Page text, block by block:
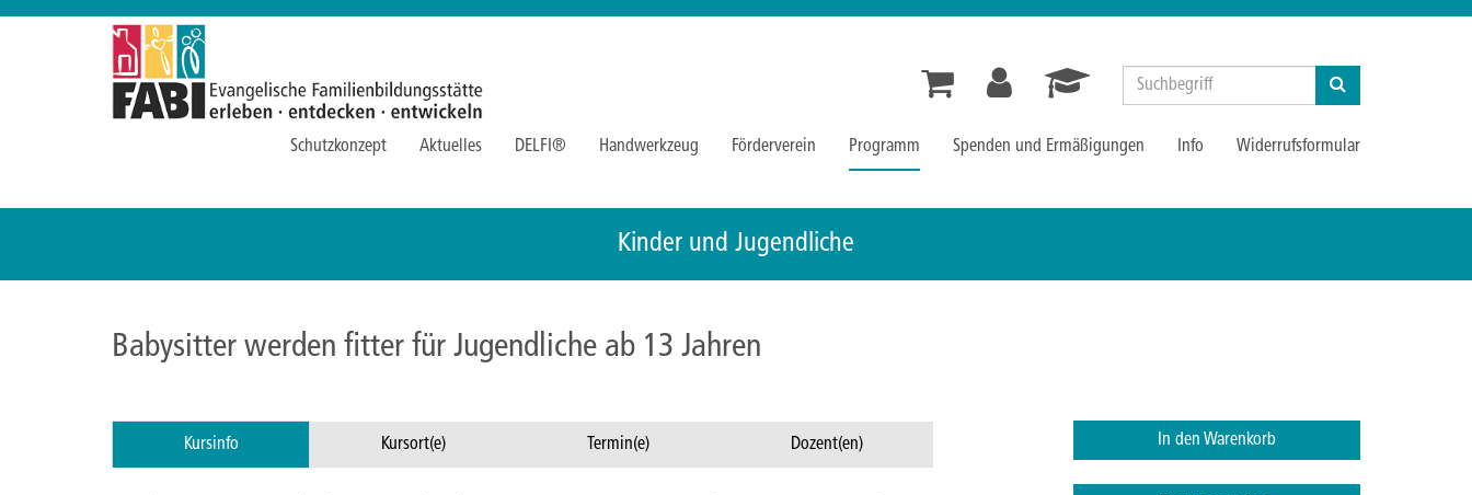
Suchen
Schutzkonzept Aktuelles DELFI® Handwerkzeug Förderverein Programm Spenden und Ermäßigungen Info Widerrufsformular
Kinder und Jugendliche
Babysitter werden fitter für Jugendliche ab 13 Jahren
Kursinfo Kursort(e) Termin(e) Dozent(en) In den Warenkorb